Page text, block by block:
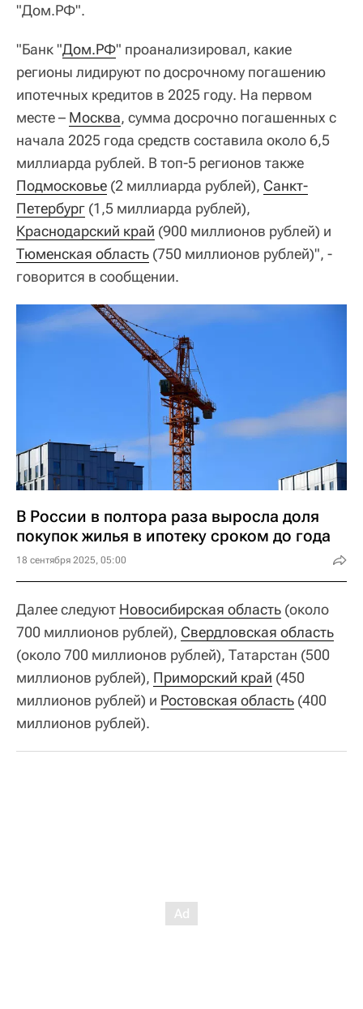
"Дом.РФ".
"Банк "Дом.РФ" проанализировал, какие
регионы лидируют по досрочному погашению
ипотечных кредитов в 2025 году. На первом
месте – Москва, сумма досрочно погашенных с
начала 2025 года средств составила около 6,5
миллиарда рублей. В топ-5 регионов также
Подмосковье (2 миллиарда рублей), Санкт-
Петербург (1,5 миллиарда рублей),
Краснодарский край (900 миллионов рублей) и
Тюменская область (750 миллионов рублей)", -
говорится в сообщении.
В России в полтора раза выросла доля
покупок жилья в ипотеку сроком до года
18 сентября 2025, 05:00
Далее следуют Новосибирская область (около
700 миллионов рублей), Свердловская область
(около 700 миллионов рублей), Татарстан (500
миллионов рублей), Приморский край (450
миллионов рублей) и Ростовская область (400
миллионов рублей).